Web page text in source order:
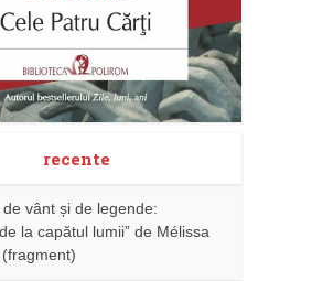
recente
vânt și de legende:
de la capătul lumii” de Mélissa